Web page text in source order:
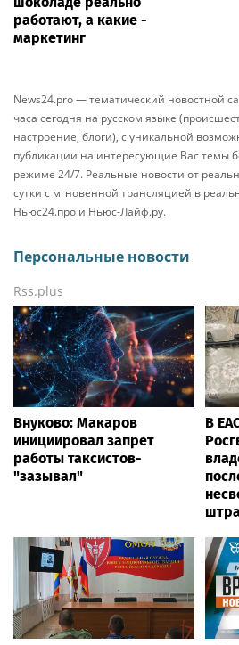
работают, а какие -
маркетинг
News24.pro — тематический новостной
часа сегодня на русском языке
настроение, блоги), с уникальной
публикации на интересующие Вас темы
режиме 24/7. Реальные новости от
сутки с мгновенной трансляцией в
Ньюс24.про и Ньюс-Лайф.ру.
Персональные новости
Rss.plus
Внуково: Макаров
инициировал запрет
работы таксистов-
"зазывал"
В